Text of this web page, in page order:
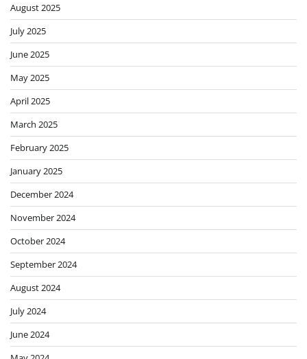
August 2025
July 2025
June 2025
May 2025
April 2025
March 2025
February 2025
January 2025
December 2024
November 2024
October 2024
September 2024
August 2024
July 2024
June 2024